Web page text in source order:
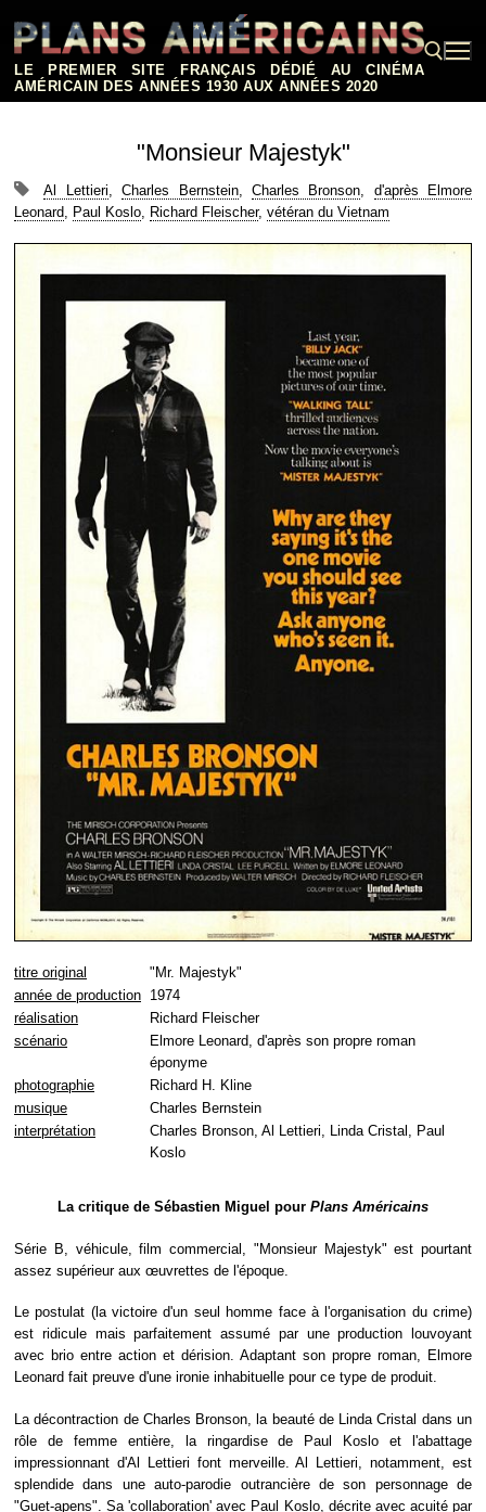
contenu
LE PREMIER SITE FRANÇAIS DÉDIÉ AU CINÉMA
AMÉRICAIN DES ANNÉES 1930 AUX ANNÉES 2020
"Monsieur Majestyk"
Al Lettieri,Charles Bernstein, Charles Bronson, d'après Elmore
Leonard, Paul Koslo, Richard Fleischer, vétéran du Vietnam
titre original
"Mr. Majestyk"
année de production 1974
réalisation
Richard Fleischer
scénario
Elmore Leonard, d'après son propre roman
éponyme
photographie
Richard H. Kline
musique
Charles Bernstein
interprétation
Charles Bronson, Al Lettieri, Linda Cristal, Paul
Koslo
La critique de Sébastien Miguel pour Plans Américains
Série B, véhicule, film commercial, "Monsieur Majestyk" est pourtant
assez supérieur aux œuvrettes de l'époque.
Le postulat (la victoire d'un seul homme face à l'organisation du crime)
est ridicule mais parfaitement assumé par une production louvoyant
avec brio entre action et dérision. Adaptant son propre roman, Elmore
Leonard fait preuve d'une ironie inhabituelle pour ce type de produit.
La décontraction de Charles Bronson, la beauté de Linda Cristal dans un
rôle de femme entière, la ringardise de Paul Koslo et l'abattage
impressionnant d'Al Lettieri font merveille. Al Lettieri, notamment, est
splendide dans une auto-parodie outrancière de son personnage de
"Guet-apens". Sa 'collaboration' avec Paul Koslo, décrite avec acuité par